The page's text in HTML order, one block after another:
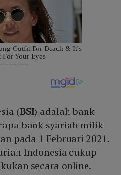
(BSI) adalah bank
bank syariah milik
pada 1 Februari 2021.
Indonesia cukup
secara online.